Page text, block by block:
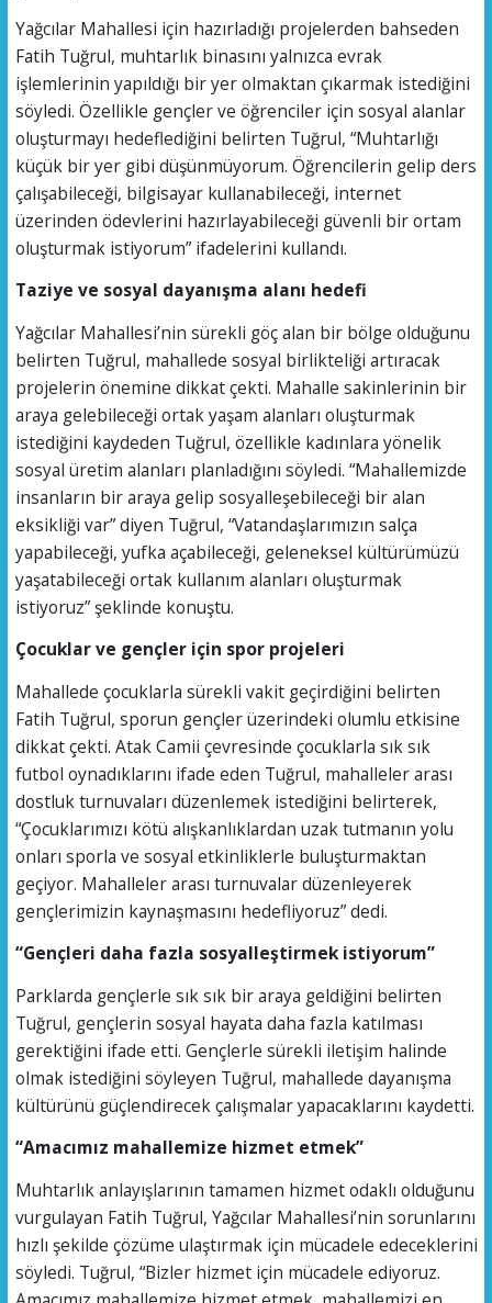
Yağcılar Mahallesi için hazırladığı projelerden bahseden
Fatih Tuğrul, muhtarlık binasını yalnızca evrak
işlemlerinin yapıldığı bir yer olmaktan çıkarmak istediğini
söyledi. Özellikle gençler ve öğrenciler için sosyal alanlar
oluşturmayı hedeflediğini belirten Tuğrul, “Muhtarlığı
küçük bir yer gibi düşünmüyorum. Öğrencilerin gelip ders
çalışabileceği, bilgisayar kullanabileceği, internet
üzerinden ödevlerini hazırlayabileceği güvenli bir ortam
oluşturmak istiyorum” ifadelerini kullandı.
Taziye ve sosyal dayanışma alanı hedefi
Yağcılar Mahallesi’nin sürekli göç alan bir bölge olduğunu
belirten Tuğrul, mahallede sosyal birlikteliği artıracak
projelerin önemine dikkat çekti. Mahalle sakinlerinin bir
araya gelebileceği ortak yaşam alanları oluşturmak
istediğini kaydeden Tuğrul, özellikle kadınlara yönelik
sosyal üretim alanları planladığını söyledi. “Mahallemizde
insanların bir araya gelip sosyalleşebileceği bir alan
eksikliği var” diyen Tuğrul, “Vatandaşlarımızın salça
yapabileceği, yufka açabileceği, geleneksel kültürümüzü
yaşatabileceği ortak kullanım alanları oluşturmak
istiyoruz” şeklinde konuştu.
Çocuklar ve gençler için spor projeleri
Mahallede çocuklarla sürekli vakit geçirdiğini belirten
Fatih Tuğrul, sporun gençler üzerindeki olumlu etkisine
dikkat çekti. Atak Camii çevresinde çocuklarla sık sık
futbol oynadıklarını ifade eden Tuğrul, mahalleler arası
dostluk turnuvaları düzenlemek istediğini belirterek,
“Çocuklarımızı kötü alışkanlıklardan uzak tutmanın yolu
onları sporla ve sosyal etkinliklerle buluşturmaktan
geçiyor. Mahalleler arası turnuvalar düzenleyerek
gençlerimizin kaynaşmasını hedefliyoruz” dedi.
“Gençleri daha fazla sosyalleştirmek istiyorum”
Parklarda gençlerle sık sık bir araya geldiğini belirten
Tuğrul, gençlerin sosyal hayata daha fazla katılması
gerektiğini ifade etti. Gençlerle sürekli iletişim halinde
olmak istediğini söyleyen Tuğrul, mahallede dayanışma
kültürünü güçlendirecek çalışmalar yapacaklarını kaydetti.
“Amacımız mahallemize hizmet etmek”
Muhtarlık anlayışlarının tamamen hizmet odaklı olduğunu
vurgulayan Fatih Tuğrul, Yağcılar Mahallesi’nin sorunlarını
hızlı şekilde çözüme ulaştırmak için mücadele edeceklerini
söyledi. Tuğrul, “Bizler hizmet için mücadele ediyoruz.